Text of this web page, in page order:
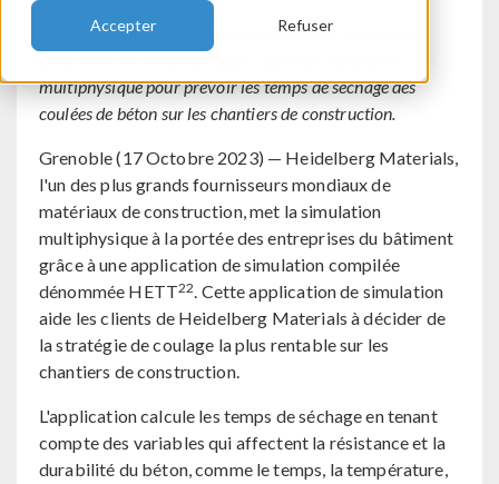
Accepter Refuser
Un des principaux fournisseurs mondiaux de ciment
multiphysique pour prévoir les temps de séchage des
coulées de béton sur les chantiers de construction.
Grenoble (17 Octobre 2023) — Heidelberg Materials,
l'un des plus grands fournisseurs mondiaux de
matériaux de construction, met la simulation
multiphysique à la portée des entreprises du bâtiment
grâce à une application de simulation compilée
dénommée HETT22. Cette application de simulation
aide les clients de Heidelberg Materials à décider de
la stratégie de coulage la plus rentable sur les
chantiers de construction.
L'application calcule les temps de séchage en tenant
compte des variables qui affectent la résistance et la
durabilité du béton, comme le temps, la température,